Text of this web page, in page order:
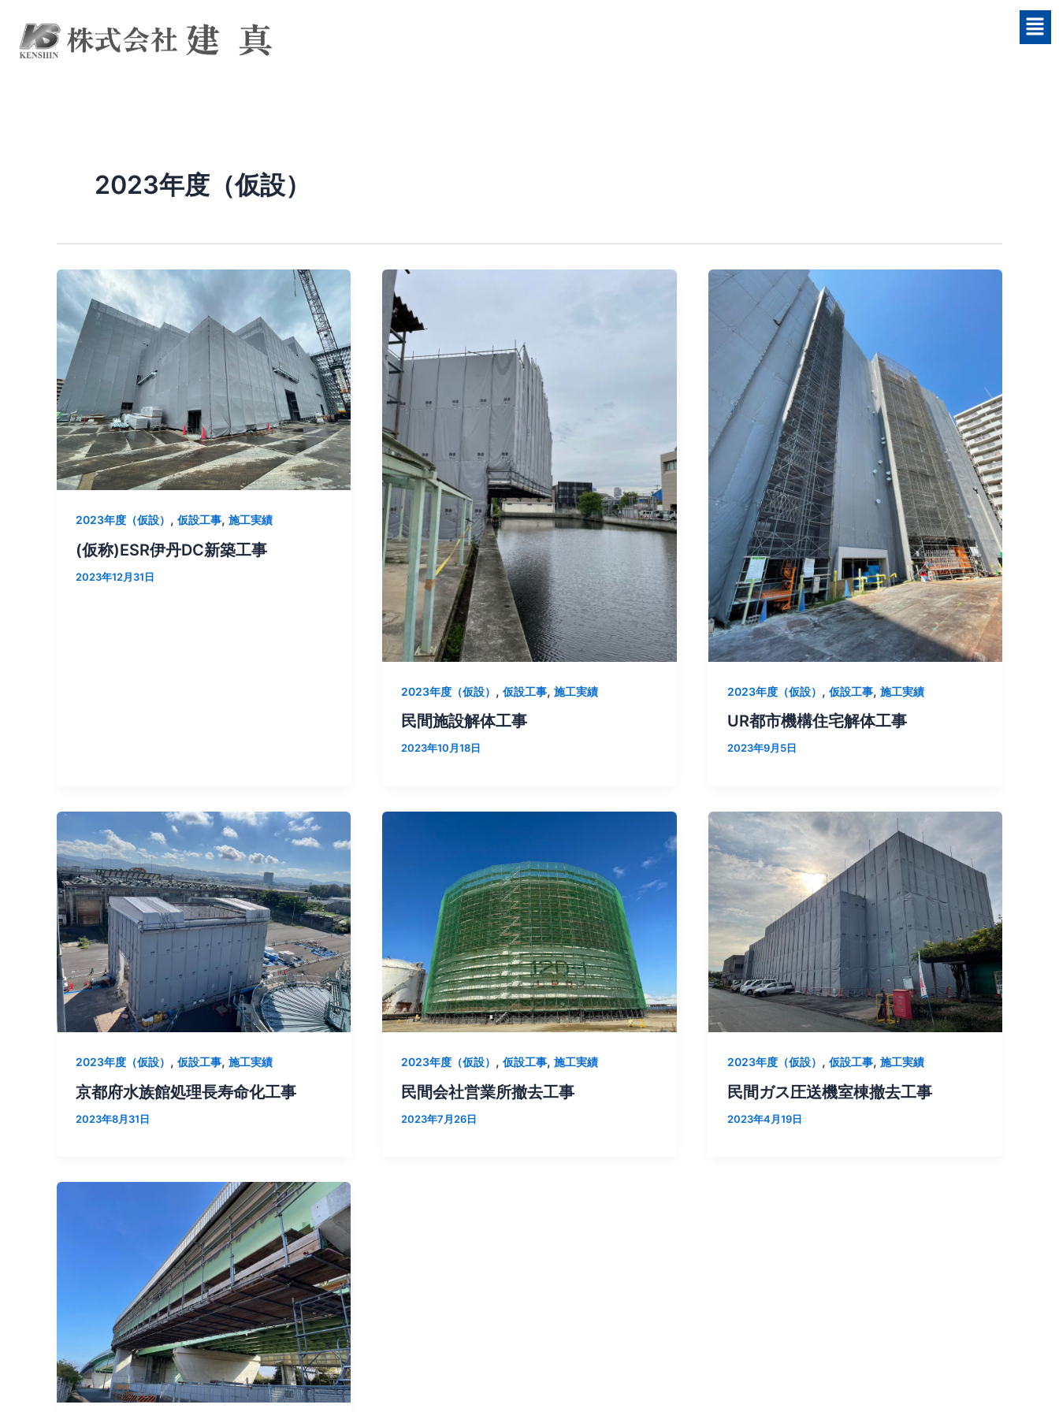
2023年度（仮設）
2023年度（仮設） , 仮設工事, 施工実績
(仮称)ESR伊丹DC新築工事
2023年12月31日
2023年度（仮設） ,仮設工事,施工実績
民間施設解体工事
2023年10月18日
2023年度（仮設） , 仮設工事, 施工実績
UR都市機構住宅解体工事
2023年9月5日
2023年度（仮設） , 仮設工事, 施工実績
京都府水族館処理⾧寿命化工事
2023年8月31日
2023年度（仮設） ,仮設工事,施工実績
民間会社営業所撤去工事
2023年7月26日
2023年度（仮設） , 仮設工事, 施工実績
民間ガス圧送機室棟撤去工事
2023年4月19日